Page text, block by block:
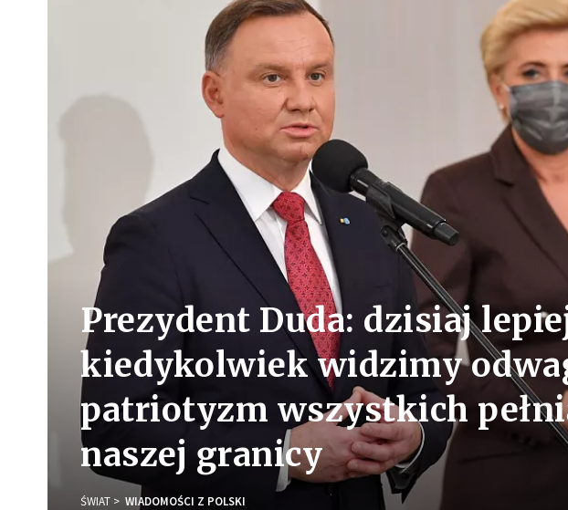
Prezydent Duda: dzisiaj
kiedykolwiek widzimy
patriotyzm wszystkich
naszej granicy
ŚWIAT WIADOMOŚCI Z POLSKI